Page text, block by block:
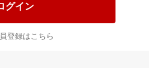
グイン
登録はこちら